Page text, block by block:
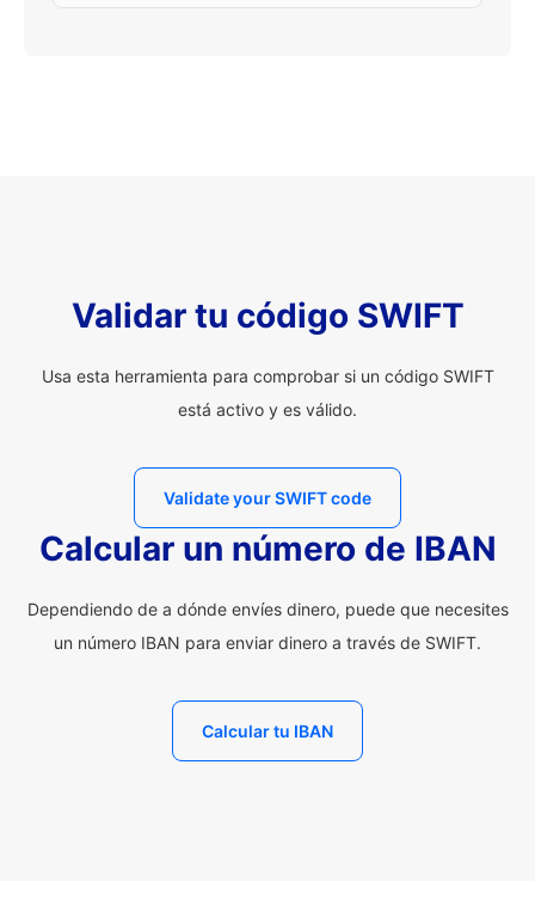
Validar tu código SWIFT
Usa esta herramienta para comprobar si un código SWIFT
está activo y es válido.
Validate your SWIFT code
Calcular un número de IBAN
Dependiendo de a dónde envíes dinero, puede que necesites
un número IBAN para enviar dinero a través de SWIFT.
Calcular tu IBAN